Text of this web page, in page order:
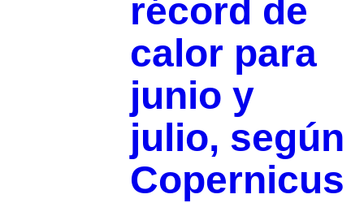
récord de
calor para
junio y
julio, según
Copernicus